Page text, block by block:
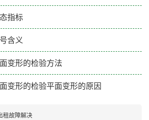
指标
含义
变形的检验方法
变形的检验平面变形的原因
租故障解决